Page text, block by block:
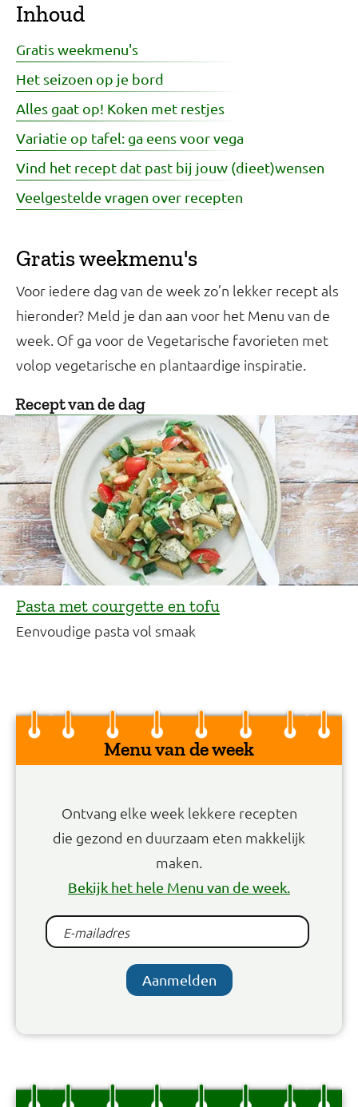
Inhoud
Gratis weekmenu's
Het seizoen op je bord
Alles gaat op! Koken met restjes
Variatie op tafel: ga eens voor vega
Vind het recept dat past bij jouw (dieet)wensen
Veelgestelde vragen over recepten
Gratis weekmenu's
Voor iedere dag van de week zo’n lekker recept als
hieronder? Meld je dan aan voor het Menu van de
week. Of ga voor de Vegetarische favorieten met
volop vegetarische en plantaardige inspiratie.
Recept van de dag
Pasta met courgette en tofu
Eenvoudige pasta vol smaak
Menu van de week
Ontvang elke week lekkere recepten
die gezond en duurzaam eten makkelijk
maken.
Bekijk het hele Menu van de week.
Aanmelden